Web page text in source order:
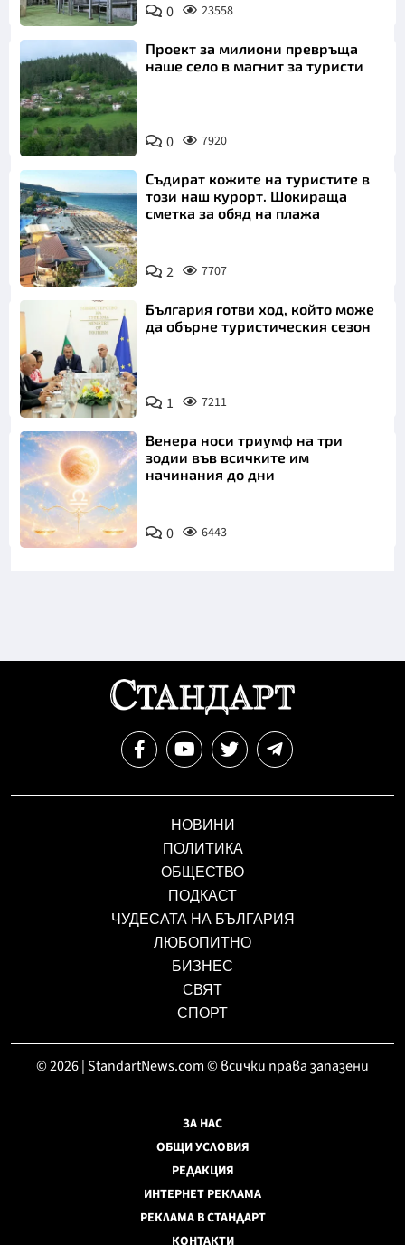
0 23558
Проект за милиони превръща
наше село в магнит за туристи
0 7920
Съдират кожите на туристите в
този наш курорт. Шокираща
сметка за обяд на плажа
2 7707
България готви ход, който може
да обърне туристическия сезон
1 7211
Венера носи триумф на три
зодии във всичките им
начинания до дни
0 6443
НОВИНИ
ПОЛИТИКА
ОБЩЕСТВО
ПОДКАСТ
ЧУДЕСАТА НА БЪЛГАРИЯ
ЛЮБОПИТНО
БИЗНЕС
СВЯТ
СПОРТ
© 2026 | StandartNews.com © всички права запазени
ЗА НАС
ОБЩИ УСЛОВИЯ
РЕДАКЦИЯ
ИНТЕРНЕТ РЕКЛАМА
РЕКЛАМА В СТАНДАРТ
КОНТАКТИ